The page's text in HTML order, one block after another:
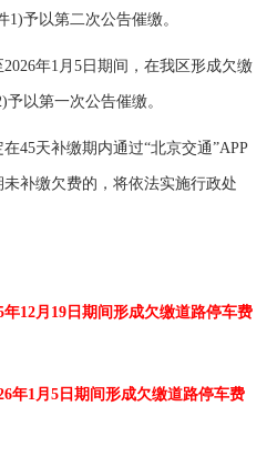
予以第二次公告催缴。
年1月5日期间，在我区形成欠缴
以第一次公告催缴。
天补缴期内通过“北京交通”APP
补缴欠费的，将依法实施行政处
年12月19日期间形成欠缴道路停车费
年1月5日期间形成欠缴道路停车费